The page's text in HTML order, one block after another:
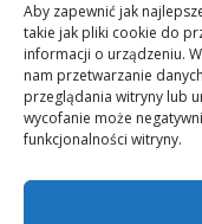
Aby zapewnić jak
takie jak pliki cookie do
informacji o urządzeniu.
nam przetwarzanie
przeglądania witryny lub
wycofanie może
funkcjonalności witryny.